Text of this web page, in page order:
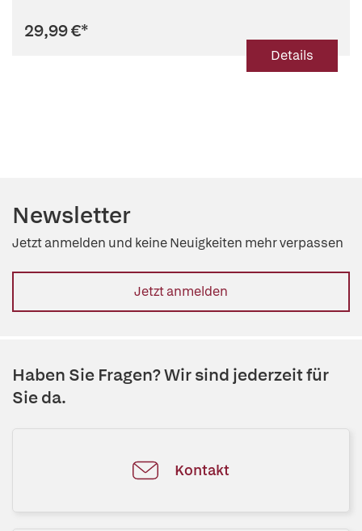
29,99 €*
Details
Newsletter
Jetzt anmelden und keine Neuigkeiten mehr verpassen
Jetzt anmelden
Haben Sie Fragen? Wir sind jederzeit für
Sie da.
Kontakt